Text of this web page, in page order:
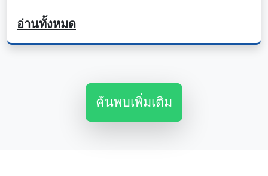
อ่านทั้งหมด
ค้นพบเพิ่มเติม